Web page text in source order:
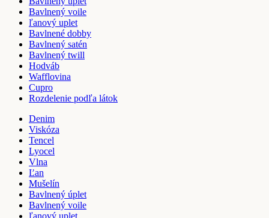
Bavlnený voile
ľanový uplet
Bavlnené dobby
Bavlnený satén
Bavlnený twill
Hodváb
Wafflovina
Cupro
Rozdelenie podľa látok
Denim
Viskóza
Tencel
Lyocel
Vlna
Ľan
Mušelín
Bavlnený úplet
Bavlnený voile